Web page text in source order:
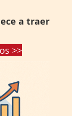
a traer
>>